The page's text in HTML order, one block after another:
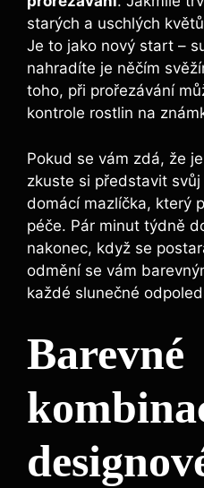
starých a uschlých
Je to jako nový start –
nahradíte je něčím
toho, při prořezávání
kontrole rostlin na
Pokud se vám zdá, že
zkuste si představit
domácí mazlíčka, který
péče. Pár minut týdně
nakonec, když se
odmění se vám
každé slunečné
Barevné